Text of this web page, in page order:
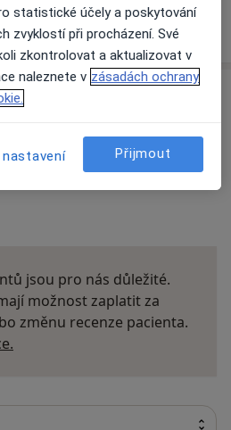
Více
o adrese
svůj názor
jsou pro nás důležité.
možnost zaplatit za
změnu recenze pacienta.
statistické účely a poskytování
zvyklostí při procházení. Své
zkontrolovat a aktualizovat v
naleznete v zásadách ochrany
Přijmout